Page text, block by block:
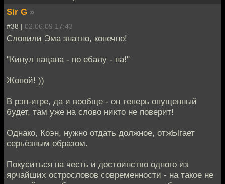
Sir G »
#38 | 02.06.09 17:43
Словили Эма знатно, конечно!
"Кинул пацана - по ебалу - на!"
Жопой! ))
В рэп-игре, да и вообще - он теперь опущенный
будет, там уже на слово никто не поверит!
Однако, Коэн, нужно отдать должное, отжЫгает
серьёзным образом.
Покуситься на честь и достоинство одного из
ярчайших острословов современности - на такое не